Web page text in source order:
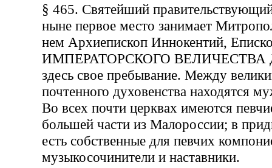
§ 465. Святейший
ныне первое место занимает
нем Архиепископ Иннокентий,
ИМПЕРАТОРСКОГО ВЕЛИЧЕСТВА
здесь свое пребывание. Между
почтенного духовенства находятся
Во всех почти церквах имеются
большей части из Малороссии; в
есть собственные для певчих
музыкосочинители и наставники.